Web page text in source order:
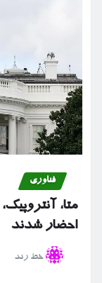
فناوری
متا،
احضار شدند
خط رند